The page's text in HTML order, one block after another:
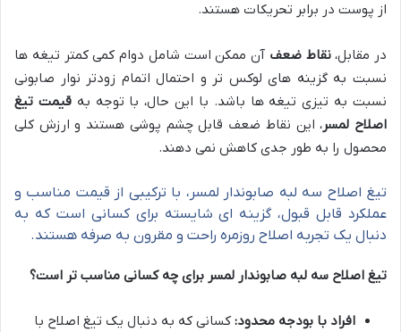
از پوست در برابر تحریکات هستند.
در مقابل،نقاط ضعف آن ممکن است شامل دوام کمی کمتر تیغه ها
نسبت به گزینه های لوکس تر و احتمال اتمام زودتر نوار صابونی
نسبت به تیزی تیغه ها باشد. با این حال، با توجه بهقیمت تیغ
اصلاح لمسر، این نقاط ضعف قابل چشم پوشی هستند و ارزش کلی
محصول را به طور جدی کاهش نمی دهند.
تیغ اصلاح سه لبه صابوندار لمسر، با ترکیبی از قیمت مناسب و
عملکرد قابل قبول، گزینه ای شایسته برای کسانی است که به
دنبال یک تجربه اصلاح روزمره راحت و مقرون به صرفه هستند.
تیغ اصلاح سه لبه صابوندار لمسر برای چه کسانی مناسب تر است؟
افراد با بودجه محدود: کسانی که به دنبال یک تیغ اصلاح با